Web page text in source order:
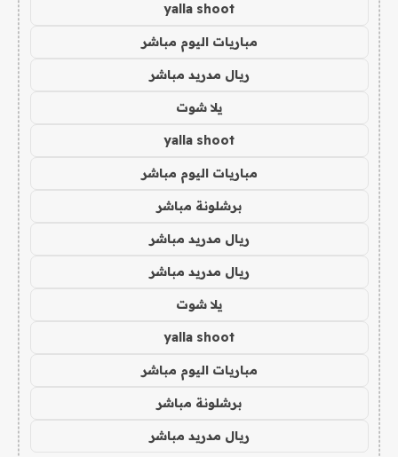
yalla shoot
مباريات اليوم مباشر
ريال مدريد مباشر
يلا شوت
yalla shoot
مباريات اليوم مباشر
برشلونة مباشر
ريال مدريد مباشر
ريال مدريد مباشر
يلا شوت
yalla shoot
مباريات اليوم مباشر
برشلونة مباشر
ريال مدريد مباشر